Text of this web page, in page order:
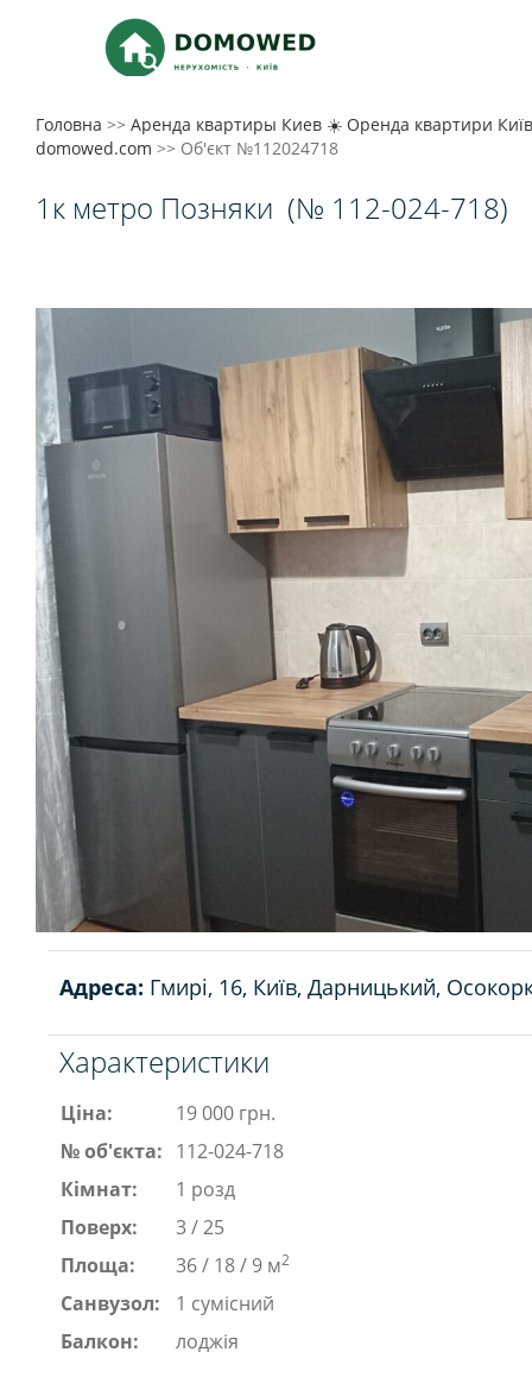
Головна >> Аренда квартиры Киев ☀️ Оренда квартири
domowed.com >> Об'єкт №112024718
1к метро Позняки (№ 112-024-718)
Адреса: Гмирі, 16, Київ, Дарницький,
Характеристики
Ціна:
19 000 грн.
№ об'єкта: 112-024-718
Кімнат:
1 розд
Поверх:
3 / 25
Площа:
36 / 18 / 9 м2
Санвузол:
1 сумісний
Балкон:
лоджія